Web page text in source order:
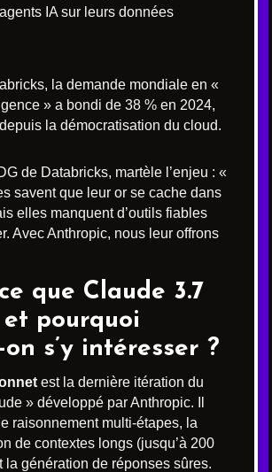
IA sur leurs données
la demande mondiale en «
» a bondi de 38 % en 2024,
la démocratisation du cloud.
de Databricks, martèle l’enjeu : «
savent que leur or se cache dans
elles manquent d’outils fiables
Avec Anthropic, nous leur offrons
que Claude 3.7
pourquoi
s’y intéresser ?
est la dernière itération du
» développé par Anthropic. Il
raisonnement multi-étapes, la
de contextes longs (jusqu’à 200
la génération de réponses sûres.